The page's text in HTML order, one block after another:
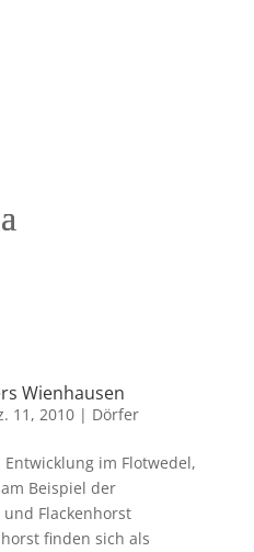
Wienhausen
11, 2010| Dörfer
im Flotwedel,
Beispiel der
Flackenhorst
finden sich als